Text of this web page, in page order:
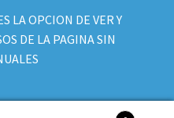
LA OPCION DE VER Y
DE LA PAGINA SIN
Built with WooCommerce